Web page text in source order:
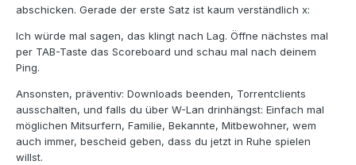
abschicken. Gerade der erste Satz ist kaum verständlich x:
Ich würde mal sagen, das klingt nach Lag. Öffne nächstes mal
per TAB-Taste das Scoreboard und schau mal nach deinem
Ping.
Ansonsten, präventiv: Downloads beenden, Torrentclients
ausschalten, und falls du über W-Lan drinhängst: Einfach mal
möglichen Mitsurfern, Familie, Bekannte, Mitbewohner, wem
auch immer, bescheid geben, dass du jetzt in Ruhe spielen
willst.